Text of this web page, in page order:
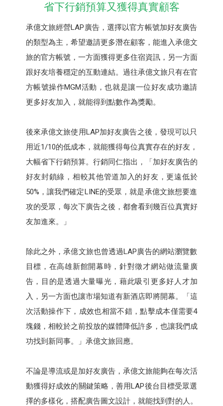
省下行銷預算又獲得真實顧客
承億文旅經營LAP廣告，選擇以官方帳號加好友廣告
的類型為主，希望邀請更多潛在顧客，能進入承億文
旅的官方帳號，一方面獲得更多住宿資訊，另一方面
跟好友培養穩定的互動連結。過往承億文旅只有在官
方帳號操作MGM活動，也就是讓一位好友成功邀請
更多好友加入，就能得到點數作為獎勵。
後來承億文旅使用LAP加好友廣告之後，發現可以只
用近1/10的低成本，就能獲得每位真實存在的好友，
大幅省下行銷預算。行銷同仁指出，「加好友廣告的
好友封鎖綠，相較其他管道加入的好友，更遠低於
50%，讓我們確定LINE的受眾，就是承億文旅想要進
攻的受眾，每次下廣告之後，都會看到幾百位真實好
友加進來。」
除此之外，承億文旅也曾透過LAP廣告的網站瀏覽數
目標，在高雄新館開幕時，針對徵才網站做流量廣
告，目的是透過大量曝光，藉此吸引更多好人才加
入，另一方面也讓市場知道有新酒店即將開幕。「這
次活動操作下，成效也相當不錯，點擊成本僅需要4
塊錢，相較於之前投放的媒體降低許多，也讓我們成
功找到新同事。」承億文旅回應。
不論是導流或是加好友廣告，承億文旅能夠在每次活
動獲得好成效的關鍵策略，善用LAP後台目標受眾選
擇的多樣化，搭配廣告圖文設計，就能找到對的人。